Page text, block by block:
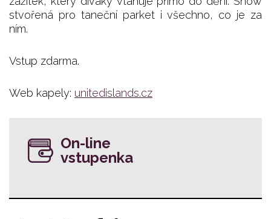
stvořená pro taneční parket i všechno, co je za
ním.
Vstup zdarma.
Web kapely: unitedislands.cz
On-line
vstupenka